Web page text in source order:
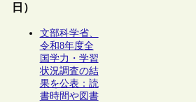
日）
文部科学省、
令和8年度全
国学力・学習
状況調査の結
果を公表：読
書時間や図書